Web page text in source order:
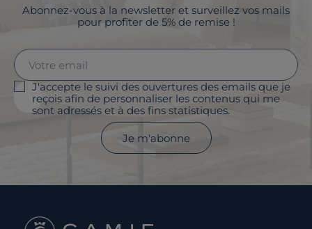
Abonnez-vous à la newsletter et surveillez vos mails
pour profiter de 5% de remise !
J'accepte le suivi des ouvertures des emails que je
reçois afin de personnaliser les contenus qui me
sont adressés et à des fins statistiques.
Je m'abonne